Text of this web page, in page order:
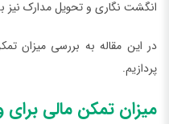
انگشت نگاری و تحویل مدارک نیز
در این مقاله به بررسی میزان
پردازیم.
میزان تمکن مالی برای